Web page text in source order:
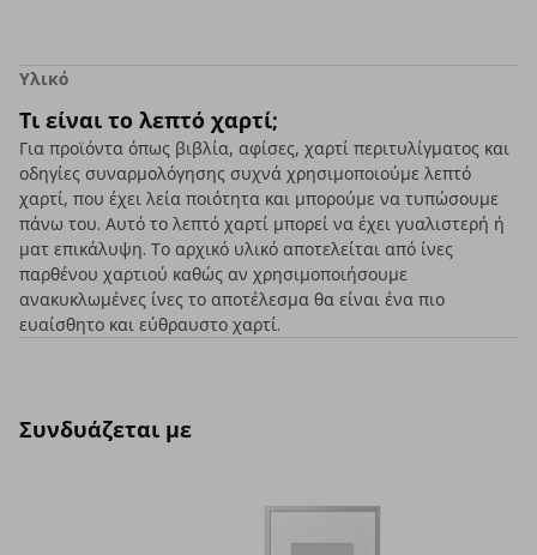
Υλικό
Τι είναι το λεπτό χαρτί;
Για προϊόντα όπως βιβλία, αφίσες, χαρτί περιτυλίγματος και
οδηγίες συναρμολόγησης συχνά χρησιμοποιούμε λεπτό
χαρτί, που έχει λεία ποιότητα και μπορούμε να τυπώσουμε
πάνω του. Αυτό το λεπτό χαρτί μπορεί να έχει γυαλιστερή ή
ματ επικάλυψη. Το αρχικό υλικό αποτελείται από ίνες
παρθένου χαρτιού καθώς αν χρησιμοποιήσουμε
ανακυκλωμένες ίνες το αποτέλεσμα θα είναι ένα πιο
ευαίσθητο και εύθραυστο χαρτί.
Συνδυάζεται με